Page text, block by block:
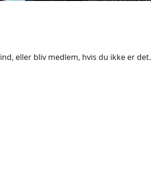
eller bliv medlem, hvis du ikke er det.